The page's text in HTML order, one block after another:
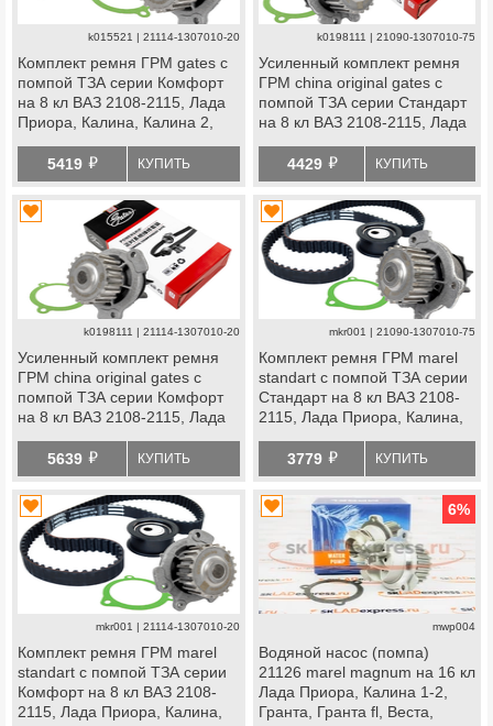
k015521 | 21114-1307010-20
Комплект ремня ГРМ gates с
помпой ТЗА серии Комфорт
на 8 кл ВАЗ 2108-2115, Лада
Приора, Калина, Калина 2,
5419 й КУПИТЬ
k0198111 | 21090-1307010-75
Усиленный комплект ремня
ГРМ china original gates с
помпой ТЗА серии Стандарт
на 8 кл ВАЗ 2108-2115, Лада
Гранта Стандарт, Ока
4429 й КУПИТЬ
k0198111 | 21114-1307010-20
Усиленный комплект ремня
ГРМ china original gates с
помпой ТЗА серии Комфорт
на 8 кл ВАЗ 2108-2115, Лада
Гранта Стандарт, Ока
5639 й КУПИТЬ
mkr001 | 21090-1307010-75
Комплект ремня ГРМ marel
standart с помпой ТЗА серии
Стандарт на 8 кл ВАЗ 2108-
2115, Лада Приора, Калина,
3779 й КУПИТЬ
mkr001 | 21114-1307010-20
Комплект ремня ГРМ marel
standart с помпой ТЗА серии
Комфорт на 8 кл ВАЗ 2108-
2115, Лада Приора, Калина,
6%
mwp004
Водяной насос (помпа)
21126 marel magnum на 16 кл
Лада Приора, Калина 1-2,
Гранта, Гранта fl, Веста,